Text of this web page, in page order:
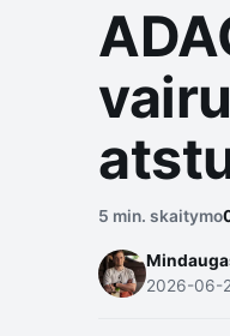
5 min. skaitymo
2026-06-